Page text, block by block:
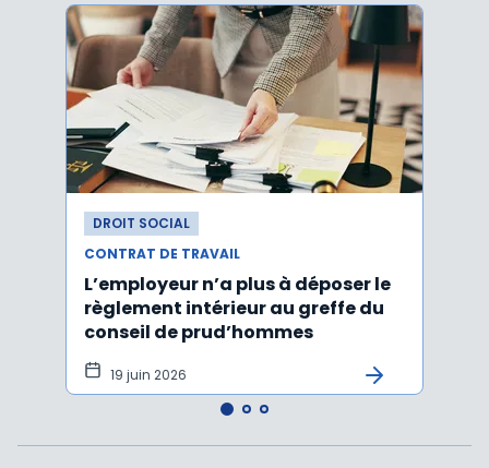
DROIT SOCIAL
CONTRAT DE TRAVAIL
L’employeur n’a plus à déposer le
règlement intérieur au greffe du
conseil de prud’hommes
19 juin 2026